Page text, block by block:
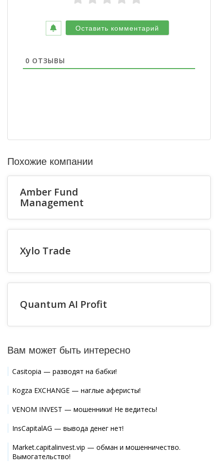
0 ОТЗЫВЫ
Похожие компании
Amber Fund
Management
Xylo Trade
Quantum AI Profit
Вам может быть интересно
Casitopia — разводят на бабки!
Kogza EXCHANGE — наглые аферисты!
VENOM INVEST — мошенники! Не ведитесь!
InsCapitalAG — вывода денег нет!
Market.capitalinvest.vip — обман и мошенничество.
Вымогательство!